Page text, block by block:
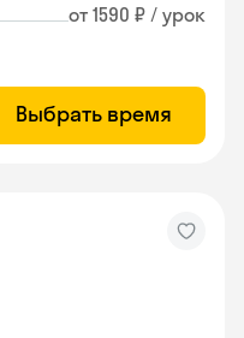
от 1590 ₽ / урок
Выбрать время